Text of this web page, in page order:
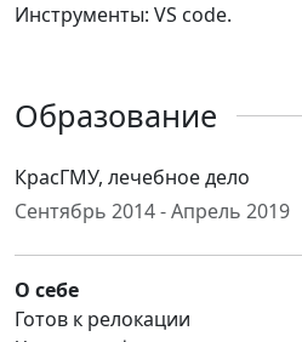
Инструменты: VS code.
Образование
КрасГМУ, лечебное дело
Сентябрь 2014 - Апрель 2019
О себе
Готов к релокации